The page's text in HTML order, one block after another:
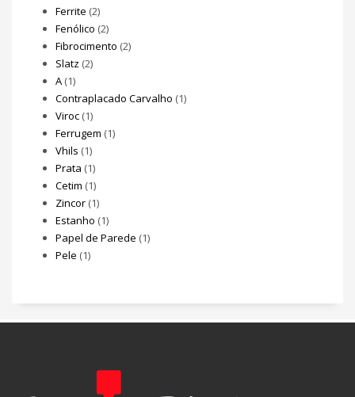
Ferrite (2)
Fenólico (2)
Fibrocimento (2)
Slatz (2)
A (1)
Contraplacado Carvalho (1)
Viroc (1)
Ferrugem (1)
Vhils (1)
Prata (1)
Cetim (1)
Zincor (1)
Estanho (1)
Papel de Parede (1)
Pele (1)